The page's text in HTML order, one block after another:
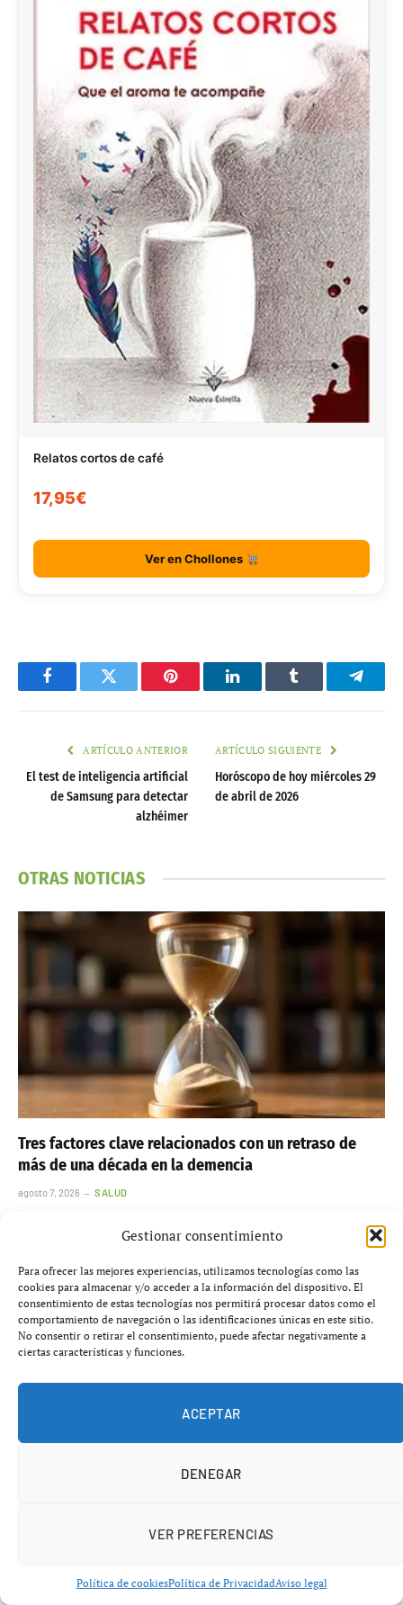
Gestionar consentimiento
Para ofrecer las mejores experiencias, utilizamos tecnologías como las
cookies para almacenar y/o acceder a la información del dispositivo. El
consentimiento de estas tecnologías nos permitirá procesar datos como el
comportamiento de navegación o las identificaciones únicas en este sitio.
No consentir o retirar el consentimiento, puede afectar negativamente a
ciertas características y funciones.
ACEPTAR
DENEGAR
VER PREFERENCIAS
Política de cookiesPolítica de PrivacidadAviso legal
Relatos cortos de café
17,95€
Ver en Chollones
FacebookTwitter Pinterest LinkedInTumblr
ARTÍCULO ANTERIOR
El test de inteligencia artificial
de Samsung para detectar
alzhéimer
ARTÍCULO SIGUIENTE
Horóscopo de hoy miércoles 29
de abril de 2026
OTRAS NOTICIAS
Tres factores clave relacionados con un retraso de
más de una década en la demencia
agosto 7, 2026 SALUD
recomendaciones nutricionales